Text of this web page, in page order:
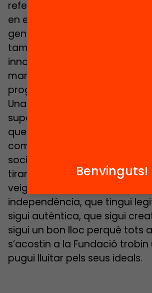
referent en la lluita contra
en el món educatiu. Que és
generar processos de canvi
també que és capaç de ser
innovadora i emprenedora
marxa solucions creatives
programes que ja tenim en
Una fundació col·laborativa i
suport creixent per part de la
que ens permeti connectar
comunitat educativa, però
societat, amb organitzacions
tirar endavant les causes que
veig una fundació que tingui
independència, que tingui
sigui autèntica, que sigui
sigui un bon lloc perquè tots
s’acostin a la Fundació
pugui lluitar pels seus ideals.
Benvinguts!